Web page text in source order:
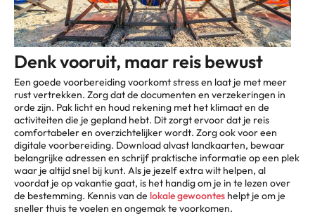
Denk vooruit, maar reis bewust
Een goede voorbereiding voorkomt stress en laat je met meer
rust vertrekken. Zorg dat de documenten en verzekeringen in
orde zijn. Pak licht en houd rekening met het klimaat en de
activiteiten die je gepland hebt. Dit zorgt ervoor dat je reis
comfortabeler en overzichtelijker wordt. Zorg ook voor een
digitale voorbereiding. Download alvast landkaarten, bewaar
belangrijke adressen en schrijf praktische informatie op een plek
waar je altijd snel bij kunt. Als je jezelf extra wilt helpen, al
voordat je op vakantie gaat, is het handig om je in te lezen over
de bestemming. Kennis van de lokale gewoontes helpt je om je
sneller thuis te voelen en ongemak te voorkomen.